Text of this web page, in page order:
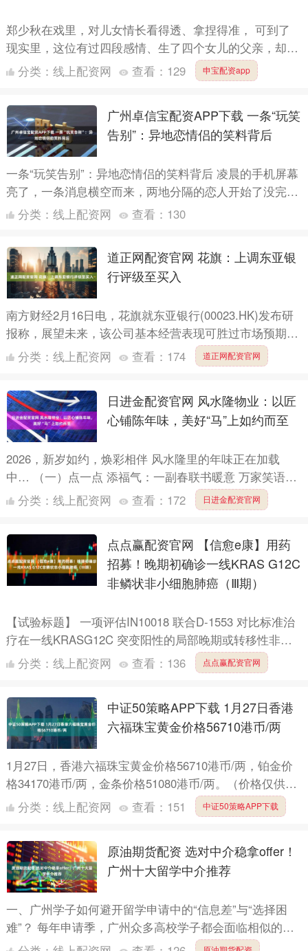
郑少秋在戏里，对儿女情长看得透、拿捏得准， 可到了
现实里，这位有过四段感情、生了四个女儿的父亲，却让
亲闺女们，走出了完全不一样的人生路。 都是一个爹的
闺女，为啥....
分类： 线上配资网 查看： 129 申宝配资app
广州卓信宝配资APP下载 一条“玩笑
告别”：异地恋情侣的笑料背后
一条“玩笑告别”：异地恋情侣的笑料背后 凌晨的手机屏幕
亮了，一条消息横空而来，两地分隔的恋人开始了没完没
了的小逗趣。隔着千山万水的彼此，用幽默包裹着不能相
分类： 线上配资网 查看： 130
道正网配资官网 花旗：上调东亚银
行评级至买入
南方财经2月16日电，花旗就东亚银行(00023.HK)发布研
报称，展望未来，该公司基本经营表现可胜过市场预期，
估值也有吸引力，此前获纳入恒生综合指数，意味着未....
分类： 线上配资网 查看： 174 道正网配资官网
日进金配资官网 风水隆物业：以匠
心铺陈年味，美好“马”上如约而至
2026，新岁如约，焕彩相伴 风水隆里的年味正在加载
中… （一）点一点 添福气：一副春联书暖意 万家笑语聚
福缘 风水隆物业暖心筹备写春联活动——红纸铺展，墨
分类： 线上配资网 查看： 172 日进金配资官网
点点赢配资官网 【信愈e康】用药
招募！晚期初确诊一线KRAS G12C
非鳞状非小细胞肺癌（Ⅲ期）
【试验标题】 一项评估IN10018 联合D-1553 对比标准治
疗在一线KRASG12C 突变阳性的局部晚期或转移性非鳞
状非小细胞肺癌中的随机、对照、开放性、....
分类： 线上配资网 查看： 136 点点赢配资官网
中证50策略APP下载 1月27日香港
六福珠宝黄金价格56710港币/两
1月27日，香港六福珠宝黄金价格56710港币/两，铂金价
格34170港币/两，金条价格51080港币/两。（价格仅供参
考，以门店实际为准）同日上海黄金交易所现....
分类： 线上配资网 查看： 151 中证50策略APP下载
原油期货配资 选对中介稳拿offer！
广州十大留学中介推荐
一、广州学子如何避开留学申请中的“信息差”与“选择困
难”？ 每年申请季，广州众多高校学子都会面临相似的困
惑：如何从海量网络信息中筛选出有效的院校专业情报？